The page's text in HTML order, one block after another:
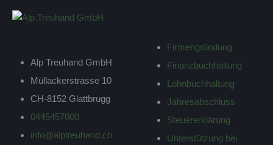
Alp Treuhand GmbH
Müllackerstrasse 10
CH-8152 Glattbrugg
0445457000
info@alptreuhand.ch
Firmengründung
Finanzbuchhaltung
Lohnbuchhaltung
Jahresabschluss
Steuererklärung
Unterstützung bei